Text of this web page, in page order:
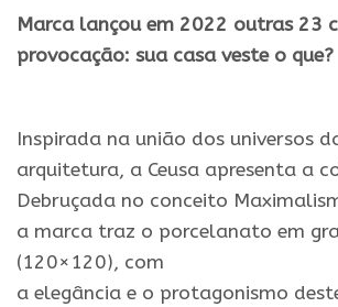
Marca lançou em 2022 outras 23
provocação: sua casa veste o que?
Inspirada na união dos universos
arquitetura, a Ceusa apresenta a
Debruçada no conceito
a marca traz o porcelanato em
(120×120), com
a elegância e o protagonismo